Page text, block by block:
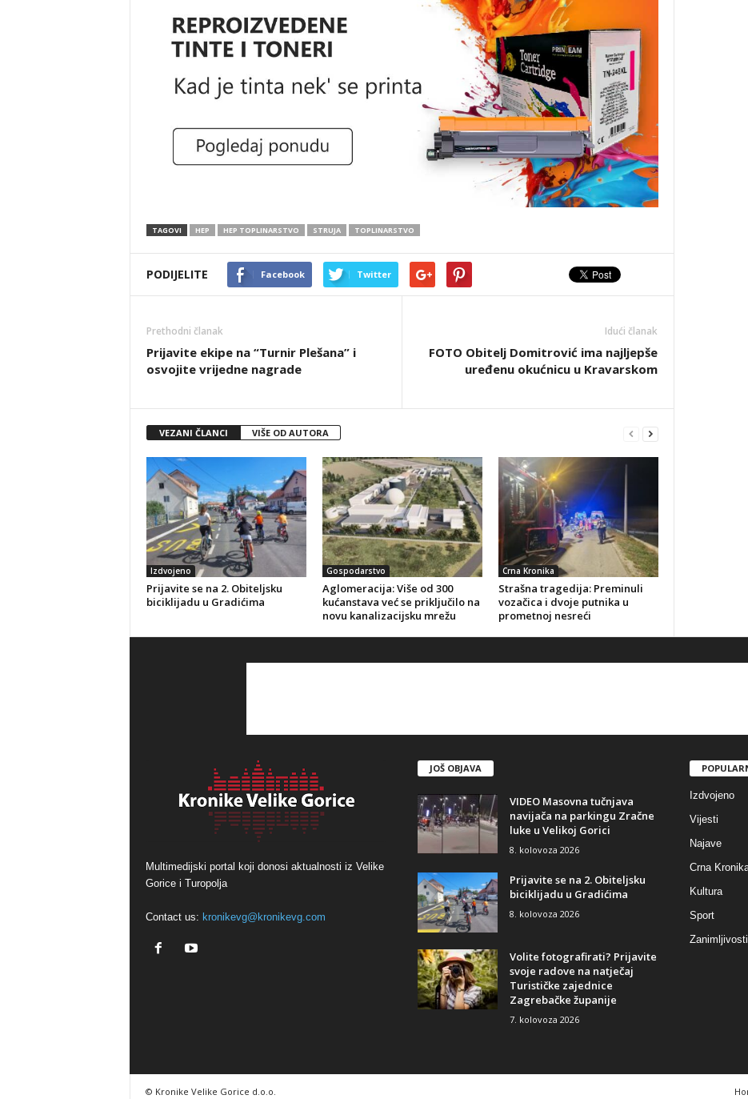
TAGOVI HEP HEP TOPLINARSTVO STRUJA TOPLINARSTVO
PODIJELITE Facebook Twitter
Prethodni članak
Prijavite ekipe na “Turnir Plešana” i
osvojite vrijedne nagrade
Idući članak
FOTO Obitelj Domitrović ima najljepše
uređenu okućnicu u Kravarskom
VEZANI ČLANCI VIŠE OD AUTORA
Izdvojeno
Prijavite se na 2. Obiteljsku
biciklijadu u Gradićima
Gospodarstvo
Aglomeracija: Više od 300
kućanstava već se priključilo na
novu kanalizacijsku mrežu
Crna Kronika
Strašna tragedija: Preminuli
vozačica i dvoje putnika u
prometnoj nesreći
Multimedijski portal koji donosi aktualnosti iz Velike
Gorice i Turopolja
Contact us: kronikevg@kronikevg.com
JOŠ OBJAVA
VIDEO Masovna tučnjava
navijača na parkingu Zračne
luke u Velikoj Gorici
8. kolovoza 2026
Prijavite se na 2. Obiteljsku
biciklijadu u Gradićima
8. kolovoza 2026
Volite fotografirati? Prijavite
svoje radove na natječaj
Turističke zajednice
Zagrebačke županije
7. kolovoza 2026
Izdvojeno
Vijesti
Najave
Crna
Kultura
Sport
Zanimljivosti
© Kronike Velike Gorice d.o.o.